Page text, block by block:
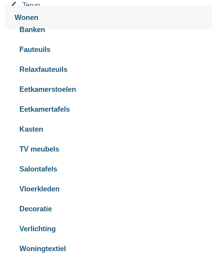
Terug
Wonen
Banken
Fauteuils
Relaxfauteuils
Eetkamerstoelen
Eetkamertafels
Kasten
TV meubels
Salontafels
Vloerkleden
Decoratie
Verlichting
Woningtextiel